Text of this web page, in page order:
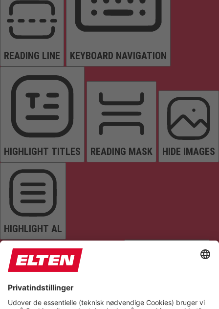
READING LINE KEYBOARD NAVIGATION
HIGHLIGHT TITLES READING MASK HIDE IMAGES
HIGHLIGHT AL